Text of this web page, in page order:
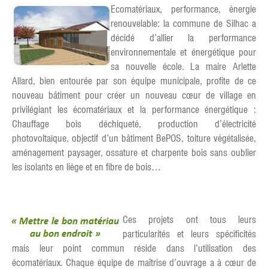
Ecomatériaux, performance, énergie
renouvelable: la commune de Silhac a
décidé d’allier la performance
environnementale et énergétique pour
sa nouvelle école. La maire Arlette
Allard, bien entourée par son équipe municipale, profite de ce
nouveau bâtiment pour créer un nouveau cœur de village en
privilégiant les écomatériaux et la performance énergétique :
Chauffage bois déchiqueté, production d’électricité
photovoltaïque, objectif d’un bâtiment BePOS, toiture végétalisée,
aménagement paysager, ossature et charpente bois sans oublier
les isolants en liège et en fibre de bois…
Ces projets ont tous leurs
particularités et leurs spécificités
mais leur point commun réside dans l’utilisation des
écomatériaux. Chaque équipe de maîtrise d’ouvrage a à cœur de